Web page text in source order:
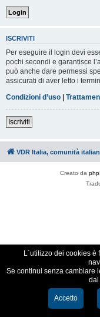
ISCRIVITI
Per eseguire il login devi
pochi secondi e garantisce
può anche dare permessi
assicurati di aver letto i
Condizioni d’uso |
Iscriviti
VDR Italia, comunità
Creato da
L´utilizzo dei cookies
Se continui senza cambiare
dal
Accetto